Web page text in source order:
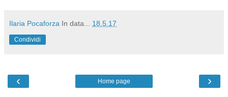
Ilaria Pocaforza In data... 18.5.17
Condividi
‹ ›
Home page